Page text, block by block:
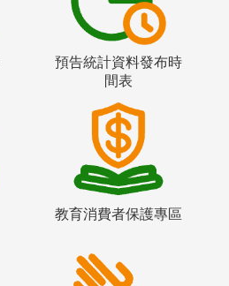
預告統計資料發布時
間表
教育消費者保護專區